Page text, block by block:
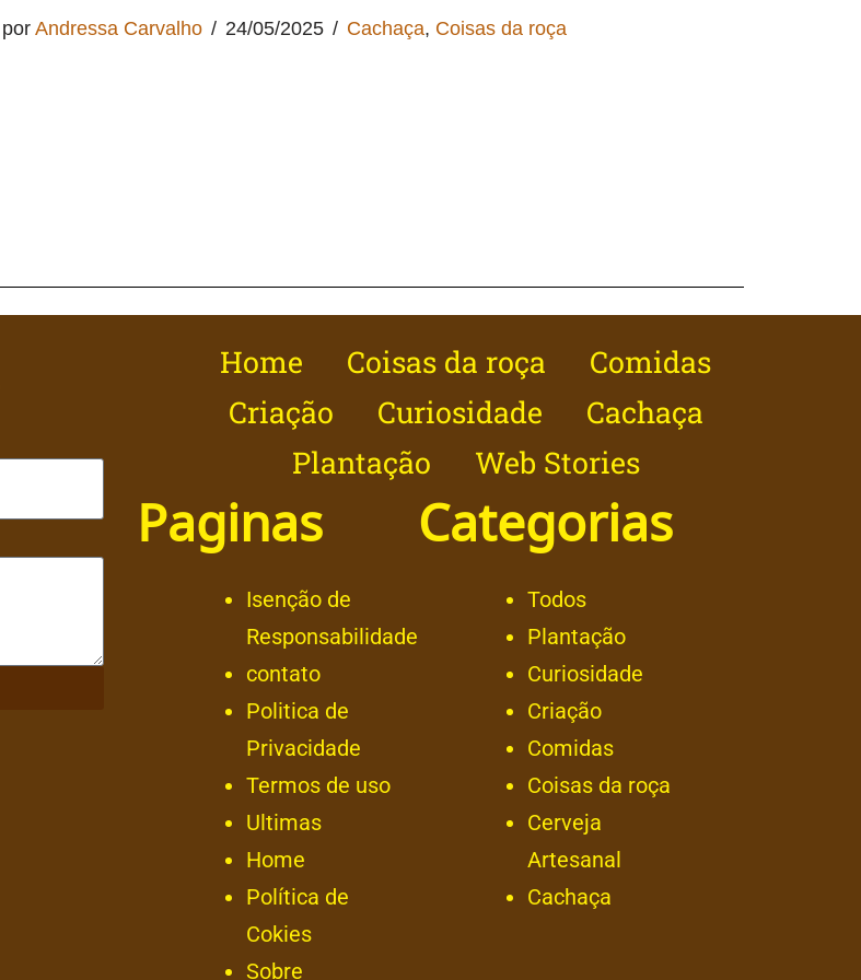
porAndressa Carvalho 24/05/2025 Cachaça, Coisas da roça
Home Coisas da roça
Comidas
Criação
Curiosidade
Cachaça
Plantação
Web Stories
Paginas
Isenção de
Responsabilidade
contato
Politica de
Privacidade
Termos de uso
Ultimas
Home
Política de
Cokies
Sobre
Categorias
Todos
Plantação
Curiosidade
Criação
Comidas
Coisas da roça
Cerveja
Artesanal
Cachaça